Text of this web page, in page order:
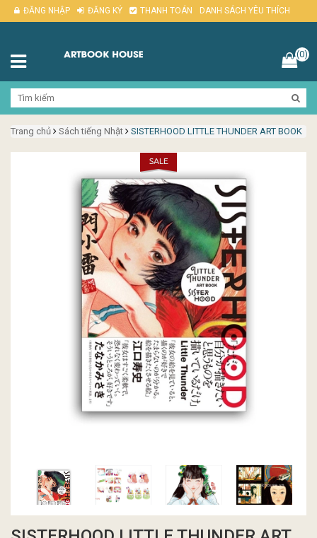
ĐĂNG NHẬP ĐĂNG KÝ THANH TOÁN DANH SÁCH YÊU THÍCH
(0)
Trang chủ Sách tiếng Nhật SISTERHOOD LITTLE THUNDER ART BOOK